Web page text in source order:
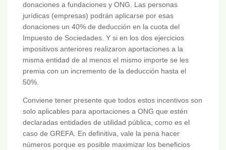
donaciones a fundaciones y ONG. Las personas
jurídicas (empresas) podrán aplicarse por esas
donaciones un 40% de deducción en la cuota del
Impuesto de Sociedades. Y si en los dos ejercicios
impositivos anteriores realizaron aportaciones a la
misma entidad de al menos el mismo importe se les
premia con un incremento de la deducción hasta el
50%.
Conviene tener presente que todos estos incentivos son
solo aplicables para aportaciones a ONG que estén
declaradas entidades de utilidad pública, como es el
caso de GREFA. En definitiva, vale la pena hacer
números porque es posible maximizar los beneficios